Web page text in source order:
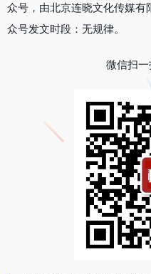
众号，由北京连晓文化传媒
众号发文时段：无规律。
微信扫